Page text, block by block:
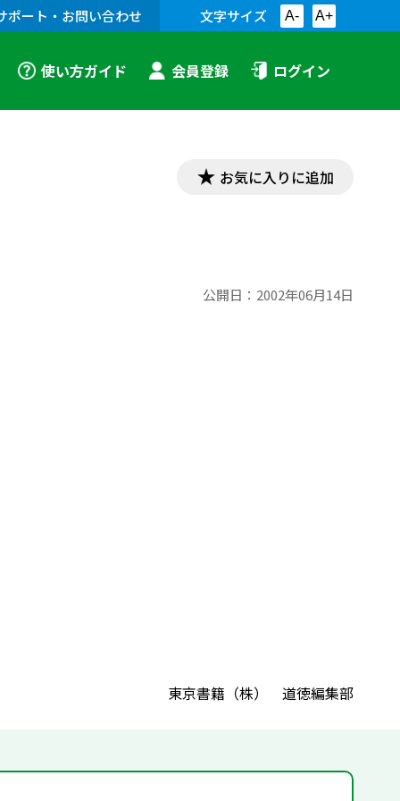
ポート・お問い合わせ 文字サイズ A- A+
使い方ガイド 会員登録 ログイン
お気に入りに追加
公開日： 2002年06月14日
東京書籍（株） 道徳編集部